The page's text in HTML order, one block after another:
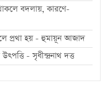
বদলায়, কারণে-
প্রথা হয় - হুমায়ূন আজাদ
- সৃধীন্দ্রনাথ দত্ত